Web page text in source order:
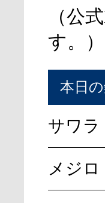
（公
す。）
本日
サワラ
メジロ